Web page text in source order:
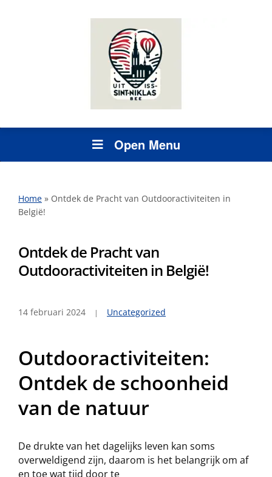
Open Menu
Home » Ontdek de Pracht van Outdooractiviteiten in
België!
Ontdek de Pracht van
Outdooractiviteiten in België!
14 februari 2024 Uncategorized
Outdooractiviteiten:
Ontdek de schoonheid
van de natuur
De drukte van het dagelijks leven kan soms
overweldigend zijn, daarom is het belangrijk om af
en toe wat tijd door te